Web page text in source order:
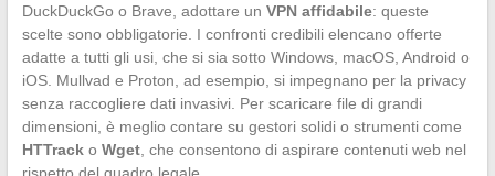
DuckDuckGo o Brave, adottare un VPN affidabile: queste
scelte sono obbligatorie. I confronti credibili elencano offerte
adatte a tutti gli usi, che si sia sotto Windows, macOS, Android o
iOS. Mullvad e Proton, ad esempio, si impegnano per la privacy
senza raccogliere dati invasivi. Per scaricare file di grandi
dimensioni, è meglio contare su gestori solidi o strumenti come
HTTracko Wget, che consentono di aspirare contenuti web nel